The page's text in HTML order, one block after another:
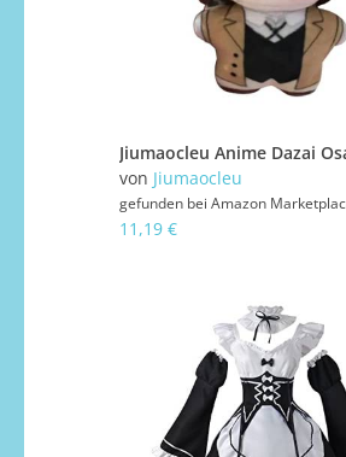
von Jiumaocleu
gefunden bei Amazon
11,19 €